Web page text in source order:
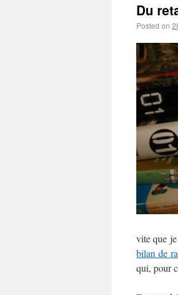
Du
Posted on
vite que je
bilan de
qui, pour